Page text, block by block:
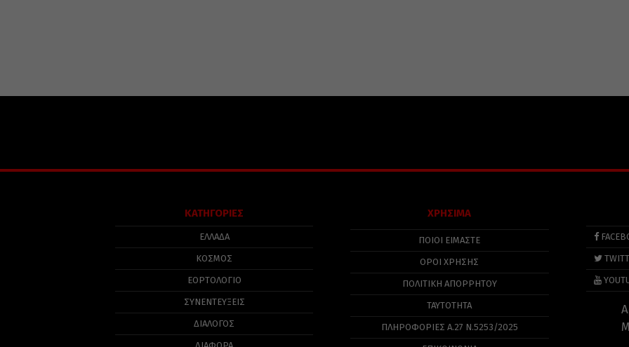
ΚΑΤΗΓΟΡΙΕΣ
ΕΛΛΑΔΑ
ΚΟΣΜΟΣ
ΕΟΡΤΟΛΟΓΙΟ
ΣΥΝΕΝΤΕΥΞΕΙΣ
ΔΙΑΛΟΓΟΣ
ΧΡΗΣΙΜΑ
ΠΟΙΟΙ ΕΙΜΑΣΤΕ
ΟΡΟΙ ΧΡΗΣΗΣ
ΠΟΛΙΤΙΚΉ ΑΠΟΡΡΉΤΟΥ
ΤΑΥΤΟΤΗΤΑ
ΠΛΗΡΟΦΟΡΊΕΣ Α.27 Ν.5253/2025